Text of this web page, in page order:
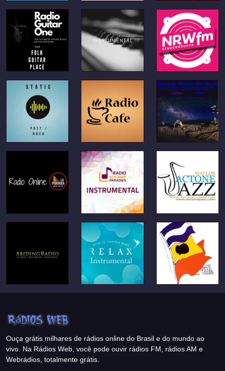
Ouça grátis milhares de rádios online do Brasil e do mundo ao
vivo. Na Rádios Web, você pode ouvir rádios FM, rádios AM e
Webrádios, totalmente grátis.